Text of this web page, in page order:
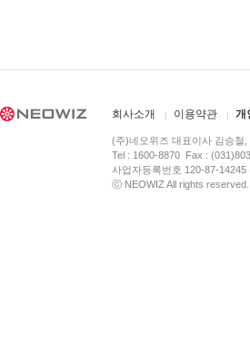
회사소개 이용약관 개
(주)네오위즈 대표이사 김승철
Tel : 1600-8870 Fax :
사업자등록번호 120-87-
ⓒ NEOWIZ All rights reserved.